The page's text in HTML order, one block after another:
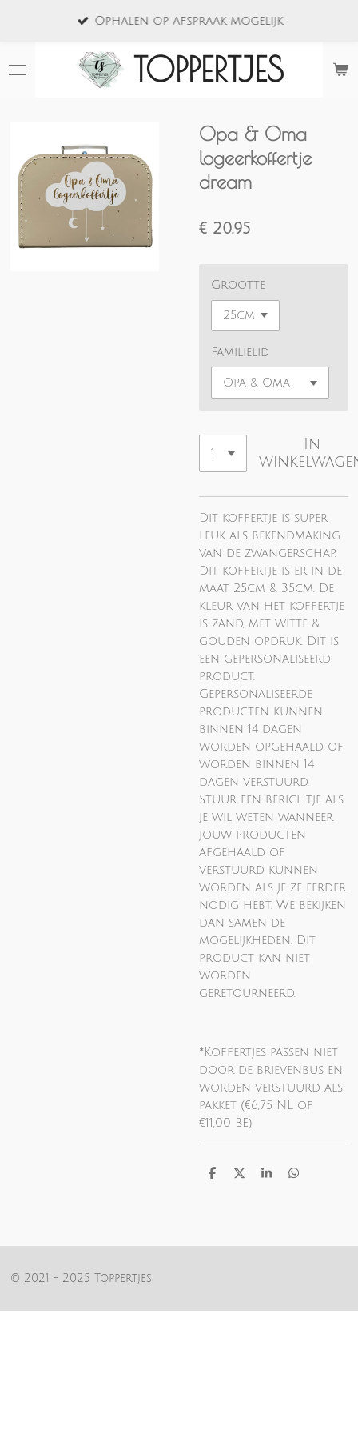
de
TOPPERTJES
Ophalen op afspraak mogelijk
Opa & Oma
logeerkoffertje
dream
€ 20,95
Grootte
Familielid
In
Dit koffertje is super
leuk als bekendmaking
van de zwangerschap.
Dit koffertje is er in de
maat 25cm & 35cm. De
kleur van het koffertje
is zand, met witte &
gouden opdruk. Dit is
een gepersonaliseerd
product.
Gepersonaliseerde
producten kunnen
binnen 14 dagen
worden opgehaald of
worden binnen 14
dagen verstuurd.
Stuur een berichtje als
je wil weten wanneer
jouw producten
afgehaald of
verstuurd kunnen
worden als je ze eerder
nodig hebt. We bekijken
dan samen de
mogelijkheden. Dit
product kan niet
worden
geretourneerd.
*Koffertjes passen niet
door de brievenbus en
worden verstuurd als
pakket (€6,75 NL of
€11,00 BE)
D
D
S
D
© 2021 - 2025 Toppertjes